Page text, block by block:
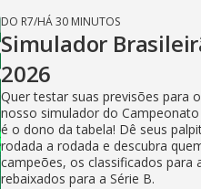
DO R7/HÁ 30 MINUTOS
Simulador
2026
Quer testar suas previsões para
nosso simulador do
é o dono da tabela! Dê seus
rodada a rodada e descubra
campeões, os classificados para
rebaixados para a Série B.